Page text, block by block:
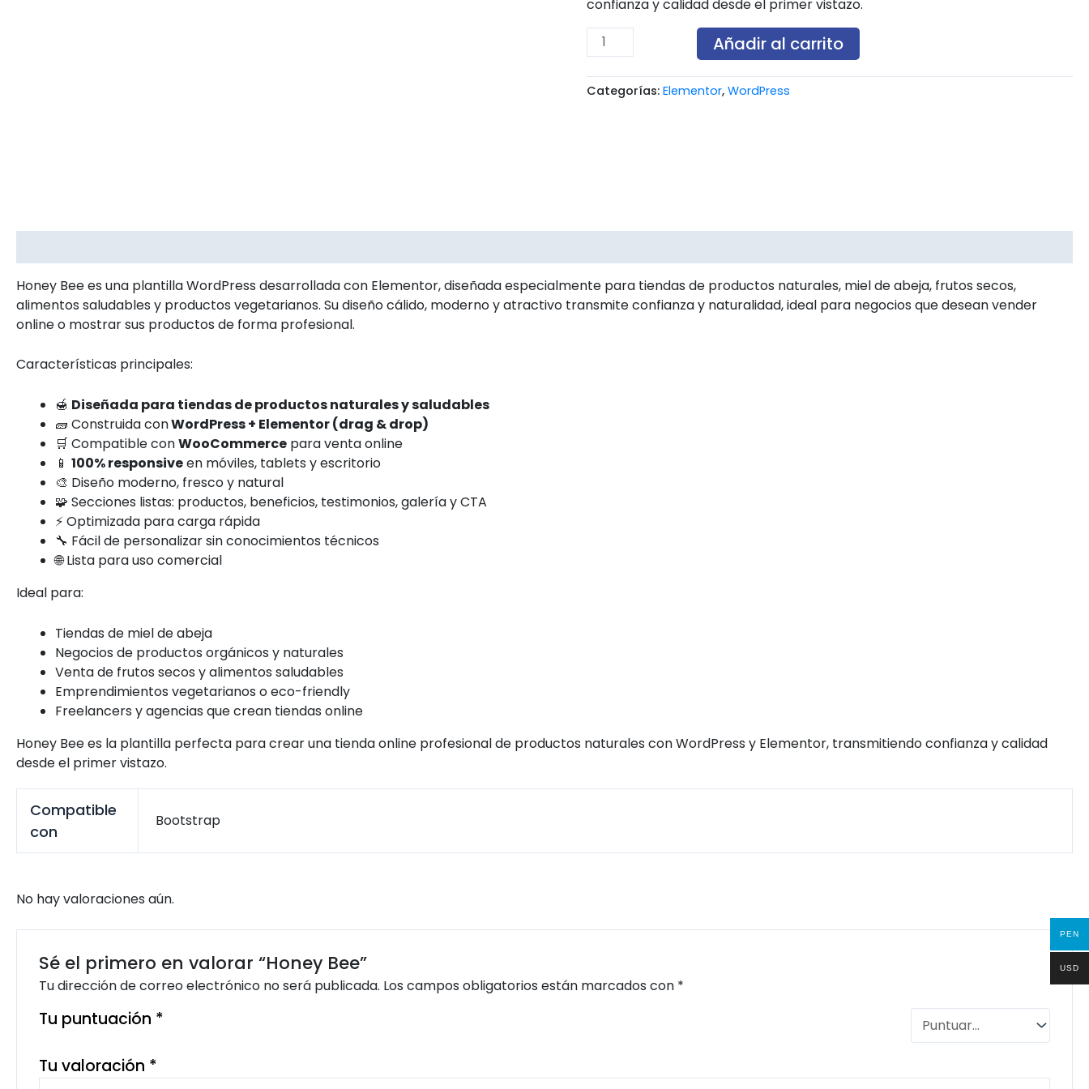
confianza y calidad desde el primer vistazo.
Añadir al carrito
Categorías:Elementor,WordPress
Honey Bee es una plantilla WordPress desarrollada con Elementor, diseñada especialmente para tiendas de productos naturales, miel de abeja, frutos secos,
alimentos saludables y productos vegetarianos. Su diseño cálido, moderno y atractivo transmite confianza y naturalidad, ideal para negocios que desean vender
online o mostrar sus productos de forma profesional.
Características principales:
🍯 Diseñada para tiendas de productos naturales y saludables
🧱 Construida conWordPress + Elementor (drag & drop)
🛒 Compatible conWooCommerce para venta online
📱 100% responsiveen móviles, tablets y escritorio
🎨 Diseño moderno, fresco y natural
🧩 Secciones listas: productos, beneficios, testimonios, galería y CTA
⚡ Optimizada para carga rápida
🔧 Fácil de personalizar sin conocimientos técnicos
🌐 Lista para uso comercial
Ideal para:
Tiendas de miel de abeja
Negocios de productos orgánicos y naturales
Venta de frutos secos y alimentos saludables
Emprendimientos vegetarianos o eco-friendly
Freelancers y agencias que crean tiendas online
Honey Bee es la plantilla perfecta para crear una tienda online profesional de productos naturales con WordPress y Elementor, transmitiendo confianza y calidad
desde el primer vistazo.
Compatible
con
Bootstrap
No hay valoraciones aún.
Sé el primero en valorar “Honey Bee”
Tu dirección de correo electrónico no será publicada. Los campos obligatorios están marcados con *
Tu puntuación *
Tu valoración *
PEN
USD